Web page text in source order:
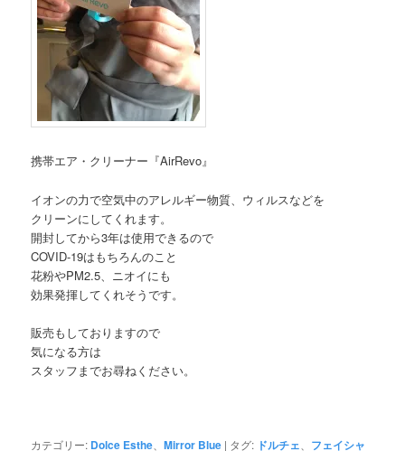
携帯エア・クリーナー『AirRevo』
イオンの力で空気中のアレルギー物質、ウィルスなどを
クリーンにしてくれます。
開封してから3年は使用できるので
COVID-19はもちろんのこと
花粉やPM2.5、ニオイにも
効果発揮してくれそうです。
販売もしておりますので
気になる方は
スタッフまでお尋ねください。
カテゴリー: Dolce Esthe 、Mirror Blue | タグ: ドルチェ
フェイシャ